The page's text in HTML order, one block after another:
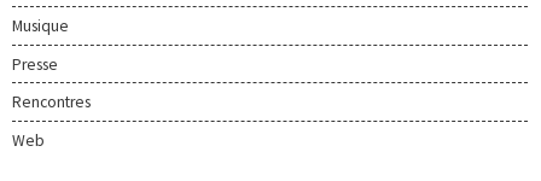
Musique
Presse
Rencontres
Web